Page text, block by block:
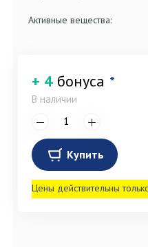
Активные вещества:
+ 4 бонуса *
В наличии
Купить
Цены действительны